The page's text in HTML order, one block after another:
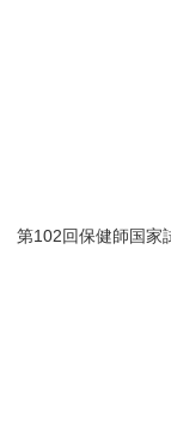
第102回保健師国